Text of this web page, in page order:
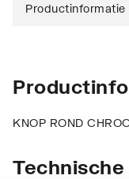
Productinformatie
KNOP ROND